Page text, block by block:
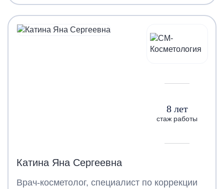
8 лет
стаж работы
Катина Яна Сергеевна
Врач-косметолог, специалист по коррекции